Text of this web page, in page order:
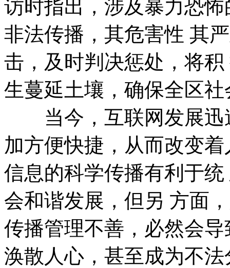
访时指出，涉及暴力恐
非法传播，其危害性 其
击，及时判决惩处，将
生蔓延土壤，确保全区
当今，互联网发展迅
加方便快捷，从而改变
信息的科学传播有利于
会和谐发展，但另 方面
传播管理不善，必然会
涣散人心，甚至成为不